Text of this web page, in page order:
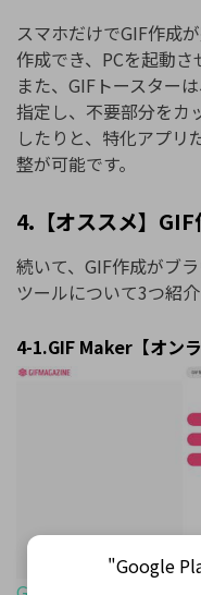
スマホだけでGIF作成
作成でき、PCを起動さ
また、GIFトースター
指定し、不要部分をカ
したりと、特化アプリ
整が可能です。
4.【オススメ】
続いて、GIF作成がブ
ツールについて3つ紹介
4-1.GIF Maker【オンラ
"Google